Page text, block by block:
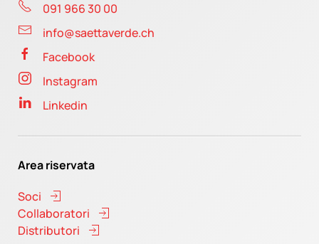
091 966 30 00
info@saettaverde.ch
Facebook
Instagram
Linkedin
Area riservata
Soci
Collaboratori
Distributori